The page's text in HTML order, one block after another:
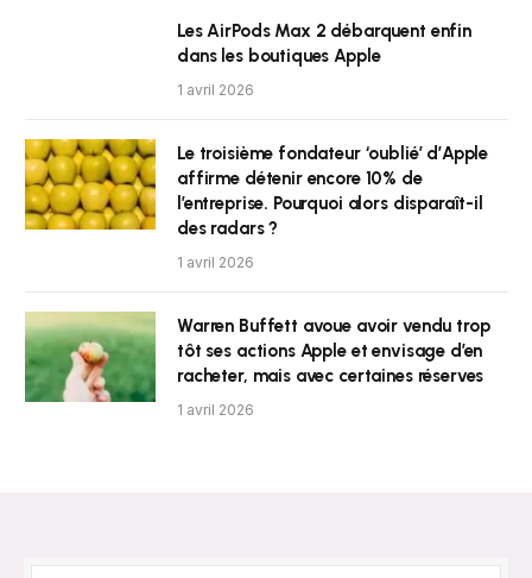
Les AirPods Max 2 débarquent enfin
dans les boutiques Apple
1 avril 2026
Le troisième fondateur ‘oublié’ d’Apple
affirme détenir encore 10% de
l’entreprise. Pourquoi alors disparaît-il
des radars ?
1 avril 2026
Warren Buffett avoue avoir vendu trop
tôt ses actions Apple et envisage d’en
racheter, mais avec certaines réserves
1 avril 2026